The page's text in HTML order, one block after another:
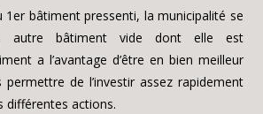
1er bâtiment pressenti, la municipalité se
autre bâtiment vide dont elle est
a l’avantage d’être en bien meilleur
de l’investir assez rapidement
différentes actions.